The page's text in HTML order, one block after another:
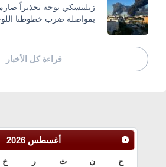
زيلينسكي يوجه تحذيراً
بمواصلة ضرب خطوطنا
قراءة كل الأخبار
أغسطس 2026
ح ن ث ر خ